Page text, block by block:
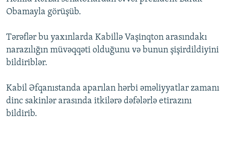
XƏBƏR BÜLLETENLƏRIMIZ
Obamayla görüşüb.
Tərəflər bu yaxınlarda Kabillə Vaşinqton arasındakı
narazılığın müvəqqəti olduğunu və bunun şişirdildiyini
bildiriblər.
Kabil Əfqanıstanda aparılan hərbi əməliyyatlar zamanı
dinc sakinlər arasında itkilərə dəfələrlə etirazını
bildirib.